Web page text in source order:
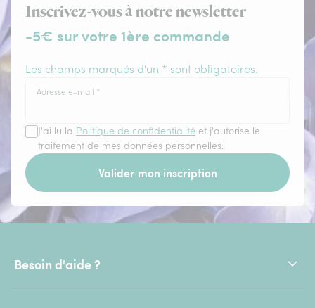
Inscrivez-vous à notre newsletter
-5€ sur votre 1ère commande
Les champs marqués d'un * sont obligatoires.
Adresse e-mail *
J'ai lu la Politique de confidentialité et j'autorise le
traitement de mes données personnelles.
Valider mon inscription
Besoin d'aide ?